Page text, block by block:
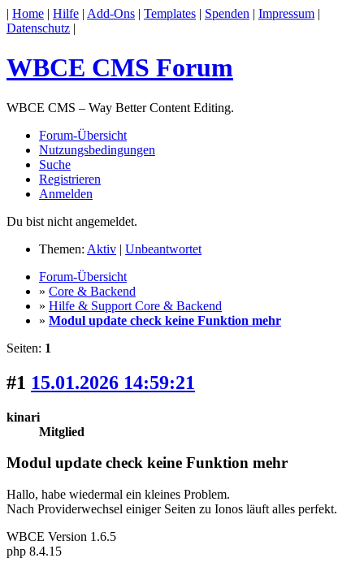
| Home | Hilfe | Add-Ons | Templates | Spenden | Impressum |
Datenschutz |
WBCE CMS Forum
WBCE CMS – Way Better Content Editing.
Forum-Übersicht
Nutzungsbedingungen
Suche
Registrieren
Anmelden
Du bist nicht angemeldet.
Themen: Aktiv | Unbeantwortet
Forum-Übersicht
» Core & Backend
» Hilfe & Support Core & Backend
» Modul update check keine Funktion mehr
Seiten: 1
#1 15.01.2026 14:59:21
kinari
Mitglied
Modul update check keine Funktion mehr
Hallo, habe wiedermal ein kleines Problem.
Nach Providerwechsel einiger Seiten zu Ionos läuft alles perfekt.
WBCE Version 1.6.5
php 8.4.15